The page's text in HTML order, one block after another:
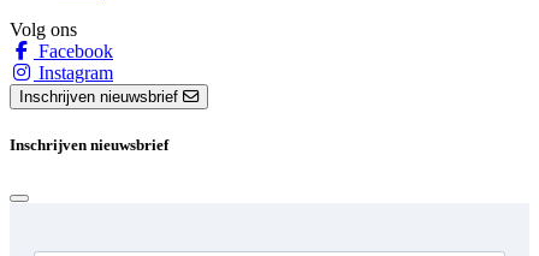
Volg ons
Facebook
Instagram
Inschrijven nieuwsbrief
Inschrijven nieuwsbrief